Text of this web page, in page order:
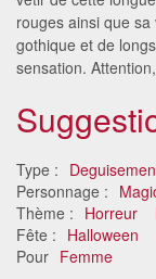
rouges ainsi que
gothique et de
sensation.
Type :
Personnage :
Thème : Horreur
Fête : Halloween
Pour Femme